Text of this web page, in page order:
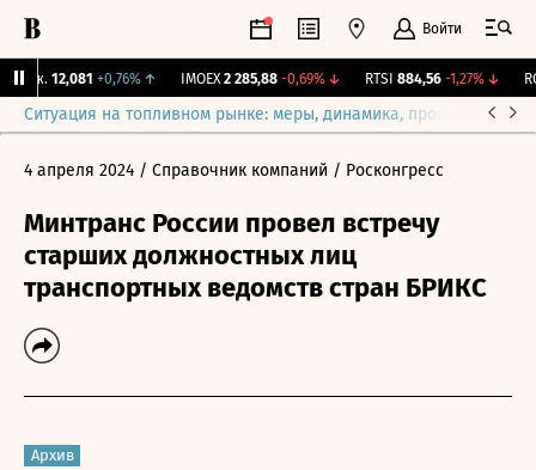
Войти
12,081 +0,76%↑ IMOEX 2 285,88 -0,69%↓ RTSI 884,56 -1,27%↓
Ситуация на топливном рынке: меры, динамика, прогнозы
4 апреля 2024 / Справочник компаний / Росконгресс
Минтранс России провел встречу
старших должностных лиц
транспортных ведомств стран БРИКС
Архив